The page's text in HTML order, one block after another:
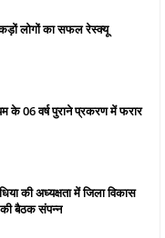
लोगों का सफल रेस्क्यू
के 06 वर्ष पुराने प्रकरण में फरार
की अध्यक्षता में जिला विकास
की बैठक संपन्न